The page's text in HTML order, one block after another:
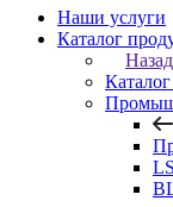
Наши услуги
Каталог
Назад